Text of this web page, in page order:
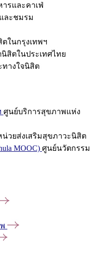
ารและคาเฟ่
ละชมรม
ในกรุงเทพฯ
สิตในประเทศไทย
ทางใจนิสิต
ศูนย์บริการสุขภาพแห่ง
น่วยส่งเสริมสุขภาวะนิสิต
MOOC) ศูนย์นวัตกรรม